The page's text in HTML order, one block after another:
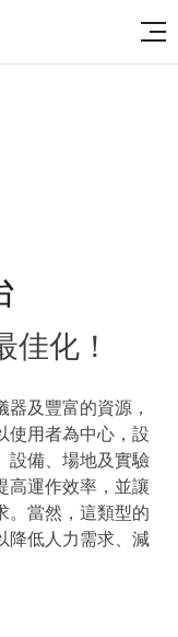
化！
及豐富的資源，
使用者為中心，設
設備、場地及實驗
高運作效率，並讓
。當然，這類型的
降低人力需求、減